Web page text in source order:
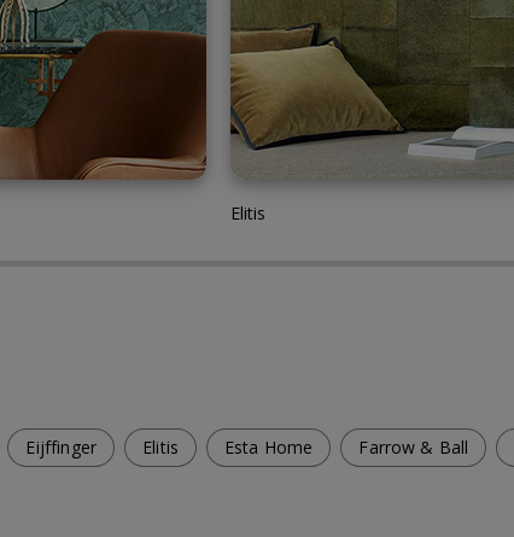
Elitis
Eijffinger Elitis Esta Home Farrow & Ball